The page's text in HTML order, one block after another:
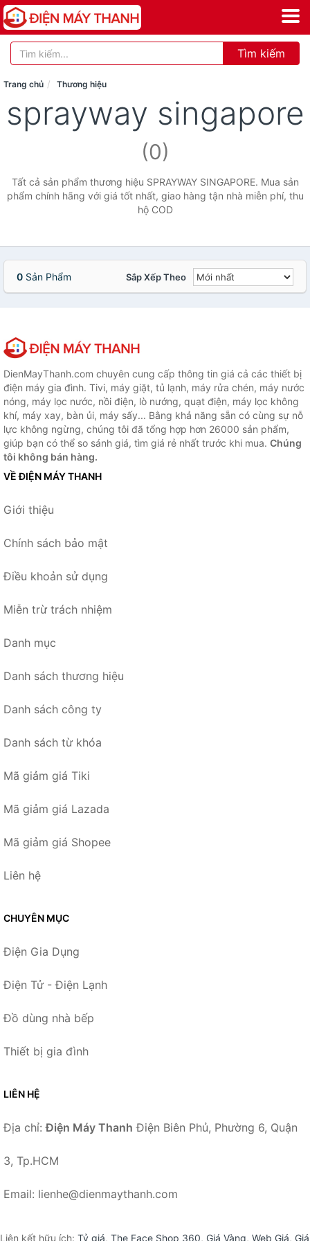
Tìm kiếm
Trang chủ Thương hiệu
sprayway singapore
(0)
Tất cả sản phẩm thương hiệu SPRAYWAY SINGAPORE. Mua sản
phẩm chính hãng với giá tốt nhất, giao hàng tận nhà miễn phí, thu
hộ COD
0 Sản Phẩm Sắp Xếp Theo
DienMayThanh.com chuyên cung cấp thông tin giá cả các thiết bị
điện máy gia đình. Tivi, máy giặt, tủ lạnh, máy rửa chén, máy nước
nóng, máy lọc nước, nồi điện, lò nướng, quạt điện, máy lọc không
khí, máy xay, bàn ủi, máy sấy... Bằng khả năng sẵn có cùng sự nỗ
lực không ngừng, chúng tôi đã tổng hợp hơn 26000 sản phẩm,
giúp bạn có thể so sánh giá, tìm giá rẻ nhất trước khi mua. Chúng
tôi không bán hàng.
VỀ ĐIỆN MÁY THANH
Giới thiệu
Chính sách bảo mật
Điều khoản sử dụng
Miễn trừ trách nhiệm
Danh mục
Danh sách thương hiệu
Danh sách công ty
Danh sách từ khóa
Mã giảm giá Tiki
Mã giảm giá Lazada
Mã giảm giá Shopee
Liên hệ
CHUYÊN MỤC
Điện Gia Dụng
Điện Tử - Điện Lạnh
Đồ dùng nhà bếp
Thiết bị gia đình
LIÊN HỆ
Địa chỉ:Điện Máy Thanh Điện Biên Phủ, Phường 6, Quận
3, Tp.HCM
Email: lienhe@dienmaythanh.com
Liên kết hữu ích: Tỷ giá, The Face Shop 360, Giá Vàng, Web Giá, Giá